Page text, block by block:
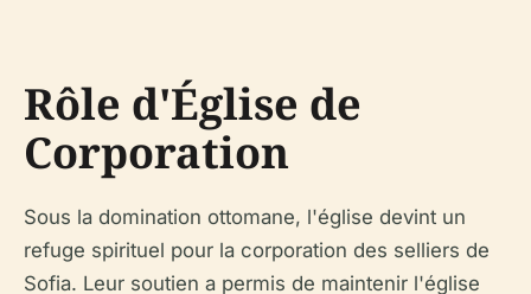
Rôle d'Église de
Corporation
Sous la domination ottomane, l'église devint un
refuge spirituel pour la corporation des selliers de
Sofia. Leur soutien a permis de maintenir l'église